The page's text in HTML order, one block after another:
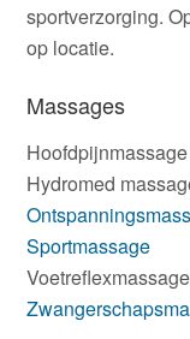
sportverzorging.
op locatie.
Massages
Hoofdpijnmassage
Hydromed
Sportmassage
Voetreflexmassage